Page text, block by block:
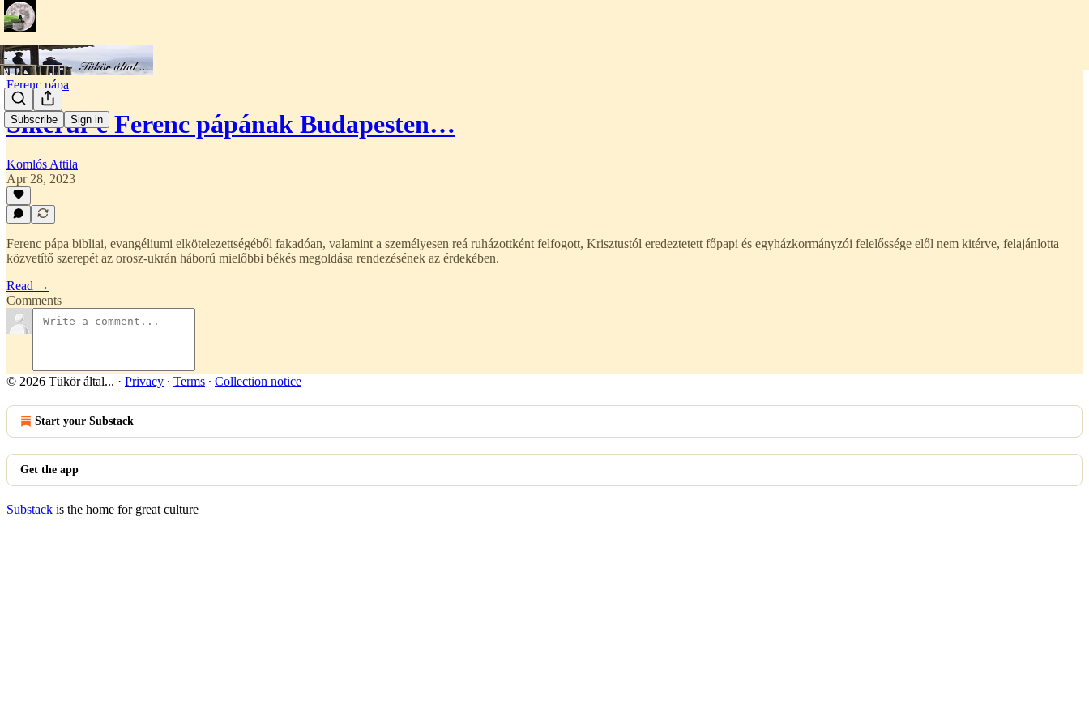
Subscribe Sign in
Ferenc pápa
Sikerül-e Ferenc pápának Budapesten…
Komlós Attila
Apr 28, 2023
Ferenc pápa bibliai, evangéliumi elkötelezettségéből fakadóan, valamint a személyesen reá ruházottként felfogott, Krisztustól eredeztetett főpapi és egyházkormányzói felelőssége elől nem kitérve, felajánlotta
közvetítő szerepét az orosz-ukrán háború mielőbbi békés megoldása rendezésének az érdekében.
Read →
Comments
© 2026 Tükör által... · Privacy ∙ Terms ∙ Collection notice
Start your Substack
Get the app
Substack is the home for great culture